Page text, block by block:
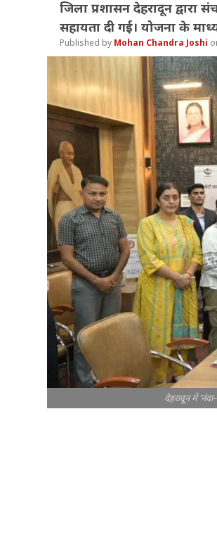
जिला प्रशासन देहरादून
सहायता दी गई। योजना के
Mohan Chandra Joshi
देहरादून में